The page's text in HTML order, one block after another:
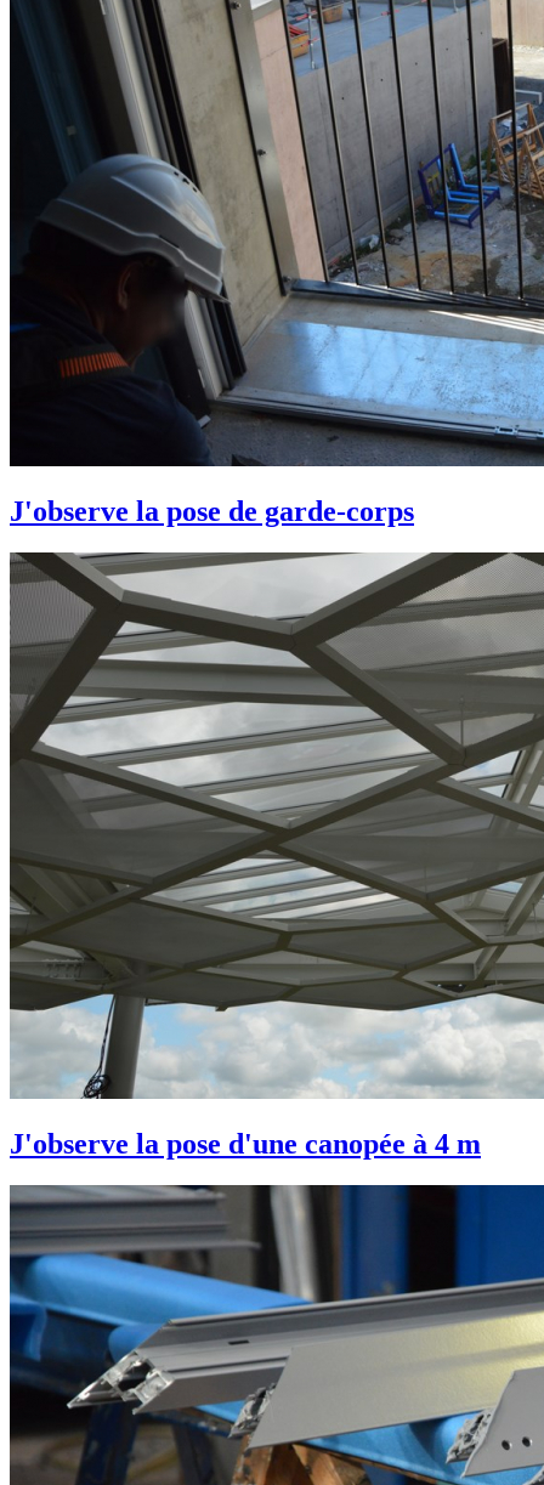
J'observe la pose de garde-corps
J'observe la pose d'une canopée à 4 m